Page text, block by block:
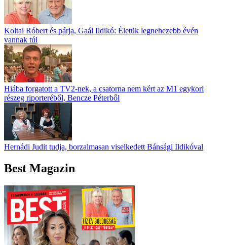
Koltai Róbert és párja, Gaál Ildikó: Életük legnehezebb évén
vannak túl
Hiába forgatott a TV2-nek, a csatorna nem kért az M1 egykori
részeg riporteréből, Bencze Péterből
Hernádi Judit tudja, borzalmasan viselkedett Bánsági Ildikóval
Best Magazin